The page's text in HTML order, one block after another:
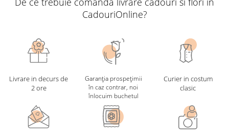
CadouriOnline?
Livrare in decurs de
2 ore
Garanția prospețimii
în caz contrar, noi
înlocuim buchetul
Curier in costum
clasic